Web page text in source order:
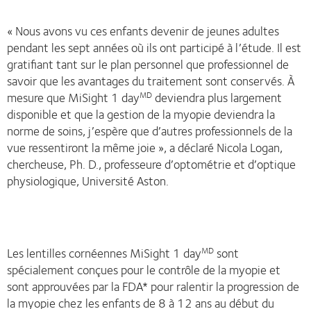
« Nous avons vu ces enfants devenir de jeunes adultes
pendant les sept années où ils ont participé à l’étude. Il est
gratifiant tant sur le plan personnel que professionnel de
savoir que les avantages du traitement sont conservés. À
mesure que MiSight 1 dayMD deviendra plus largement
disponible et que la gestion de la myopie deviendra la
norme de soins, j’espère que d’autres professionnels de la
vue ressentiront la même joie », a déclaré Nicola Logan,
chercheuse, Ph. D., professeure d’optométrie et d’optique
physiologique, Université Aston.
Les lentilles cornéennes MiSight 1 dayMD sont
spécialement conçues pour le contrôle de la myopie et
sont approuvées par la FDA* pour ralentir la progression de
la myopie chez les enfants de 8 à 12 ans au début du